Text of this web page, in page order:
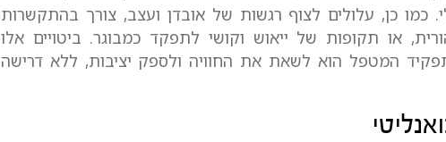
כמו כן, עלולים לצוף רגשות של אובדן ועצב, צורך בהתקשרות
או תקופות של ייאוש וקושי לתפקד כמבוגר. ביטויים אלו
המטפל הוא לשאת את החוויה ולספק יציבות, ללא דרישה